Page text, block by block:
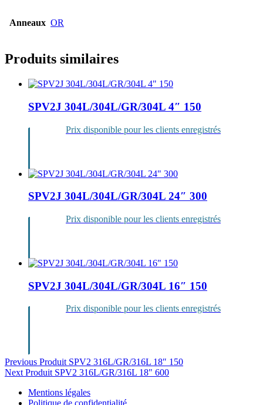
Anneaux OR
Produits similaires
SPV2J 304L/304L/GR/304L 4″ 150
Prix disponible pour les clients enregistrés
SPV2J 304L/304L/GR/304L 24″ 300
Prix disponible pour les clients enregistrés
SPV2J 304L/304L/GR/304L 16″ 150
Prix disponible pour les clients enregistrés
Navigation
de
l’article
Previous Produit SPV2 316L/GR/316L 18″ 150
Next Produit SPV2 316L/GR/316L 18″ 600
Mentions légales